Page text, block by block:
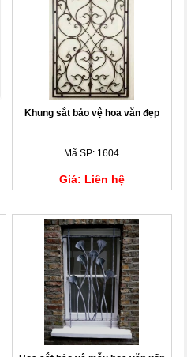
Khung sắt bảo vệ hoa văn đẹp
Mã SP: 1604
Giá: Liên hệ